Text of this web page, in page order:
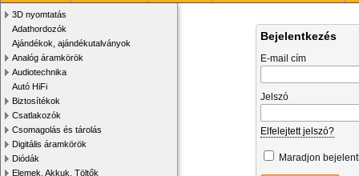
3D nyomtatás
Adathordozók
Ajándékok, ajándékutalványok
Analóg áramkörök
Audiotechnika
Autó HiFi
Biztosítékok
Csatlakozók
Csomagolás és tárolás
Digitális áramkörök
Diódák
Elemek, Akkuk, Töltők
Bejelentkezés
E-mail cím
Jelszó
Elfelejtett jelszó?
Maradjon